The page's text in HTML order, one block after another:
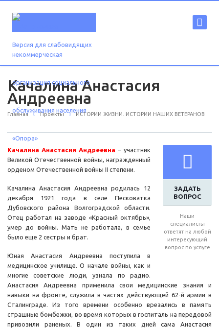
Версия для слабовидящих
Качалина Анастасия
Андреевна
Главная Проекты ИСТОРИИ ЖИЗНИ. ИСТОРИИ НАШИХ ВЕТЕРАНОВ
ЗАДАТЬ
ВОПРОС
Наши
специалисты
ответят на любой
интересующий
вопрос по услуге
Качалина Анастасия Андреевна – участник
Великой Отечественной войны, награжденный
орденом Отечественной войны II степени.
Качалина Анастасия Андреевна родилась 12
декабря 1921 года в селе Песковатка
Дубовского района Волгоградской области.
Отец работал на заводе «Красный октябрь»,
умер до войны. Мать не работала, в семье
было еще 2 сестры и брат.
Юная Анастасия Андреевна поступила в
медицинское училище. О начале войны, как и
многие советские люди, узнала по радио.
Анастасия Андреевна применила свои медицинские знания и
навыки на фронте, служила в частях действующей 62-й армии в
Сталинграде. Из того времени особенно врезались в память
страшные бомбежки, во время которых в госпиталь на передовой
привозили раненых. В один из таких дней сама Анастасия